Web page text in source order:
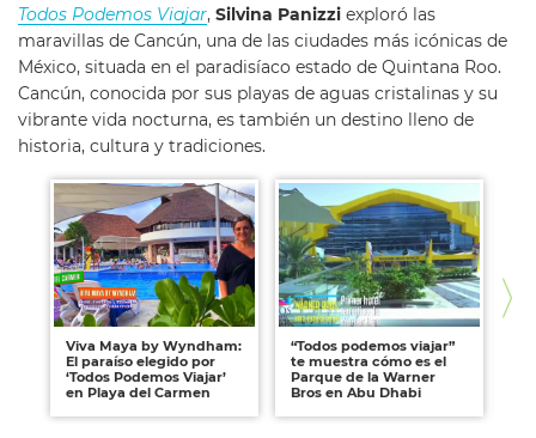
Todos Podemos Viajar, Silvina Panizzi exploró las
maravillas de Cancún, una de las ciudades más icónicas de
México, situada en el paradisíaco estado de Quintana Roo.
Cancún, conocida por sus playas de aguas cristalinas y su
vibrante vida nocturna, es también un destino lleno de
historia, cultura y tradiciones.
Viva Maya by Wyndham:
El paraíso elegido por
‘Todos Podemos Viajar’
en Playa del Carmen
“Todos podemos viajar”
te muestra cómo es el
Parque de la Warner
Bros en Abu Dhabi